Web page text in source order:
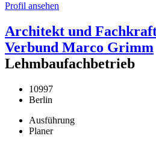
Profil ansehen
Architekt und
Verbund Marco Grimm
Lehmbaufachbetrieb
10997
Berlin
Ausführung
Planer